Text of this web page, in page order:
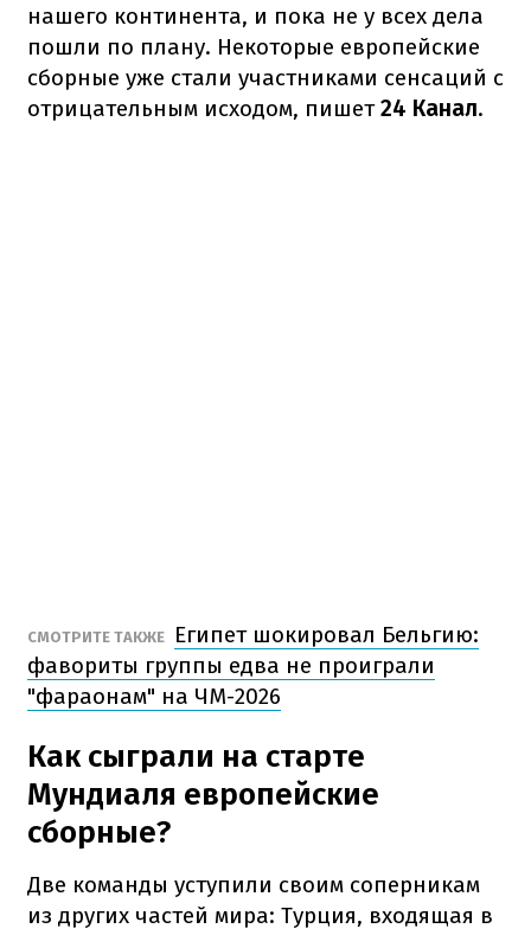
нашего континента, и пока не у всех дела
пошли по плану. Некоторые европейские
сборные уже стали участниками сенсаций с
отрицательным исходом, пишет24 Канал.
СМОТРИТЕ ТАКЖЕ
Египет шокировал Бельгию:
фавориты группы едва не проиграли
"фараонам" на ЧМ-2026
Как сыграли на старте
Мундиаля европейские
сборные?
Две команды уступили своим соперникам
из других частей мира: Турция, входящая в